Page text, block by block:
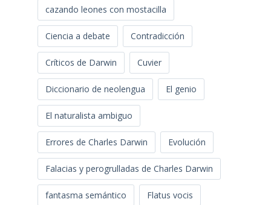
cazando leones con mostacilla
Ciencia a debate Contradicción
Críticos de Darwin Cuvier
Diccionario de neolengua El genio
El naturalista ambiguo
Errores de Charles Darwin Evolución
Falacias y perogrulladas de Charles Darwin
fantasma semántico Flatus vocis